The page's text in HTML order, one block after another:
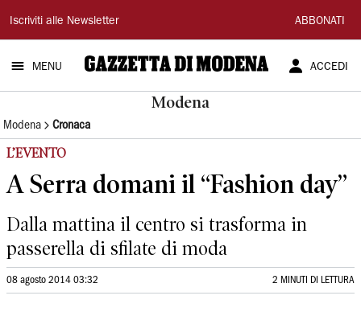
Gazzetta
di
Modena
Iscriviti alle Newsletter ABBONATI
MENU ACCEDI
Modena
Modena Cronaca
L’EVENTO
A Serra domani il “Fashion day”
Dalla mattina il centro si trasforma in
passerella di sfilate di moda
08 agosto 2014 03:32 2 MINUTI DI LETTURA